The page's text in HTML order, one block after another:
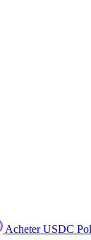
Acheter USDC